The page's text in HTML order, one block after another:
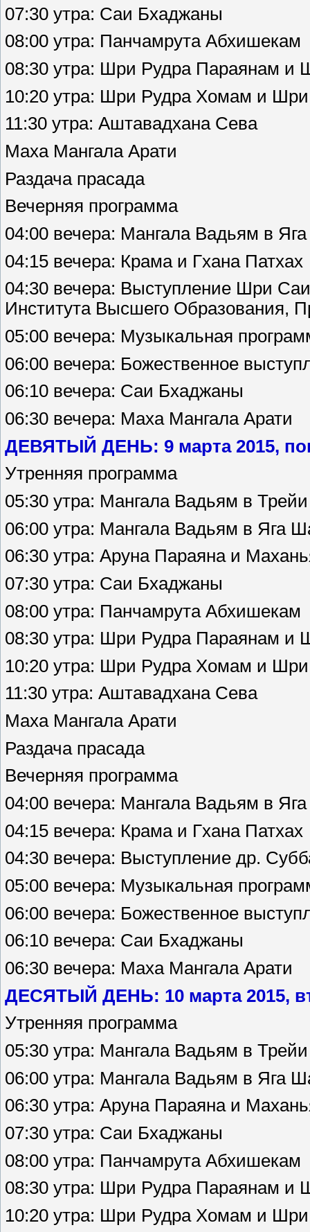
07:30 утра: Саи Бхаджаны
08:00 утра: Панчамрута Абхишекам
08:30 утра: Шри Рудра Параянам и
10:20 утра: Шри Рудра Хомам и
11:30 утра: Аштавадхана Сева
Маха Мангала Арати
Раздача прасада
Вечерняя программа
04:00 вечера: Мангала Вадьям в
04:15 вечера: Крама и Гхана Патхах
04:30 вечера: Выступление Шри
Института Высшего Образования,
05:00 вечера: Музыкальная
06:00 вечера: Божественное
06:10 вечера: Саи Бхаджаны
06:30 вечера: Маха Мангала Арати
ДЕВЯТЫЙ ДЕНЬ: 9 марта 2015,
Утренняя программа
05:30 утра: Мангала Вадьям в
06:00 утра: Мангала Вадьям в Яга
06:30 утра: Аруна Параяна и
07:30 утра: Саи Бхаджаны
08:00 утра: Панчамрута Абхишекам
08:30 утра: Шри Рудра Параянам и
10:20 утра: Шри Рудра Хомам и
11:30 утра: Аштавадхана Сева
Маха Мангала Арати
Раздача прасада
Вечерняя программа
04:00 вечера: Мангала Вадьям в
04:15 вечера: Крама и Гхана Патхах
04:30 вечера: Выступление др.
05:00 вечера: Музыкальная
06:00 вечера: Божественное
06:10 вечера: Саи Бхаджаны
06:30 вечера: Маха Мангала Арати
ДЕСЯТЫЙ ДЕНЬ: 10 марта 2015,
Утренняя программа
05:30 утра: Мангала Вадьям в
06:00 утра: Мангала Вадьям в Яга
06:30 утра: Аруна Параяна и
07:30 утра: Саи Бхаджаны
08:00 утра: Панчамрута Абхишекам
08:30 утра: Шри Рудра Параянам и
10:20 утра: Шри Рудра Хомам и